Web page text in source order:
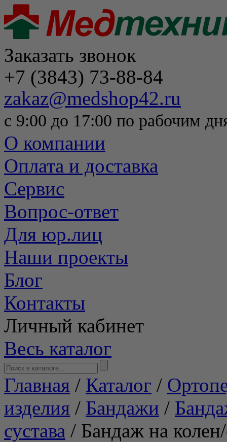
Заказать звонок
+7 (3843) 73-88-84
zakaz@medshop42.ru
с 9:00 до 17:00 по рабочим
О компании
Оплата и доставка
Сервис
Вопрос-ответ
Для юр.лиц
Наши проекты
Блог
Контакты
Личный кабинет
Весь каталог
Главная / Каталог /
изделия / Бандажи /
сустава / Бандаж на